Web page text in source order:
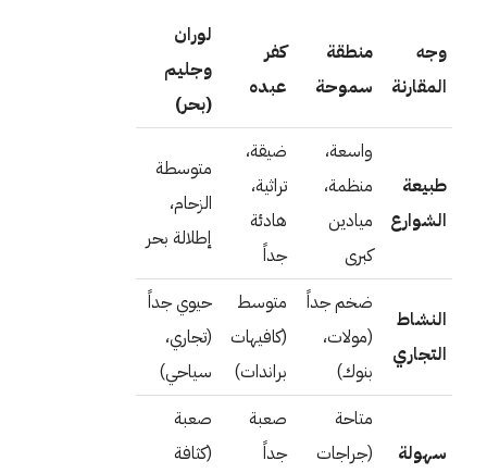
وجه
المقارنة
منطقة
سموحة
كفر
عبده
لوران
وجليم
(بحر)
طبيعة
الشوارع
واسعة،
منظمة،
ميادين
كبرى
ضيقة،
تراثية،
هادئة
جداً
متوسطة
الزحام،
إطلالة بحر
النشاط
التجاري
ضخم جداً
(مولات،
بنوك)
متوسط
(كافيهات
براندات)
حيوي جداً
(تجاري،
سياحي)
سهولة
متاحة
(جراجات
صعبة
جداً
صعبة
(كثافة